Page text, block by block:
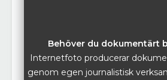
Behöver du dokumentärt
Internetfoto producerar
genom egen journalistisk